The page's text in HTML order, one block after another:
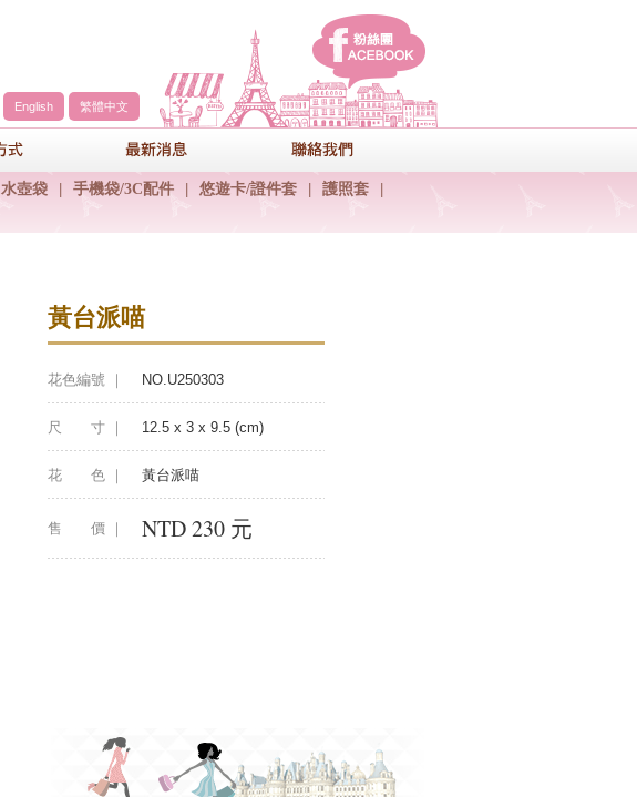
English 繁體中文
水壺袋 手機袋/3C配件 悠遊卡/證件套 護照套
包包批發方式
黃台派喵
花色編號 ｜ NO.U250303
尺 寸 ｜ 12.5 x 3 x 9.5 (cm)
花 色 ｜ 黃台派喵
售 價 ｜ NTD 230 元